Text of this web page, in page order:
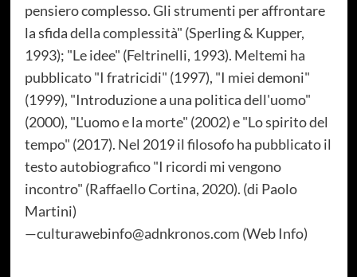
pensiero complesso. Gli strumenti per affrontare
la sfida della complessità" (Sperling & Kupper,
1993); "Le idee" (Feltrinelli, 1993). Meltemi ha
pubblicato "I fratricidi" (1997), "I miei demoni"
(1999), "Introduzione a una politica dell'uomo"
(2000), "L'uomo e la morte" (2002) e "Lo spirito del
tempo" (2017). Nel 2019 il filosofo ha pubblicato il
testo autobiografico "I ricordi mi vengono
incontro" (Raffaello Cortina, 2020). (di Paolo
Martini)
—culturawebinfo@adnkronos.com (Web Info)